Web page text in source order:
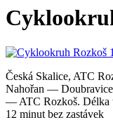
Česká Skalice, ATC
Nahořan —
— ATC Rozkoš. Délka
12 minut bez zastávek